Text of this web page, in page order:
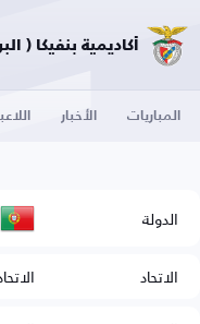
أكاديمية بنفيكا ( البرتغال )
المباريات الأخبار
الدولة
الاتحاد